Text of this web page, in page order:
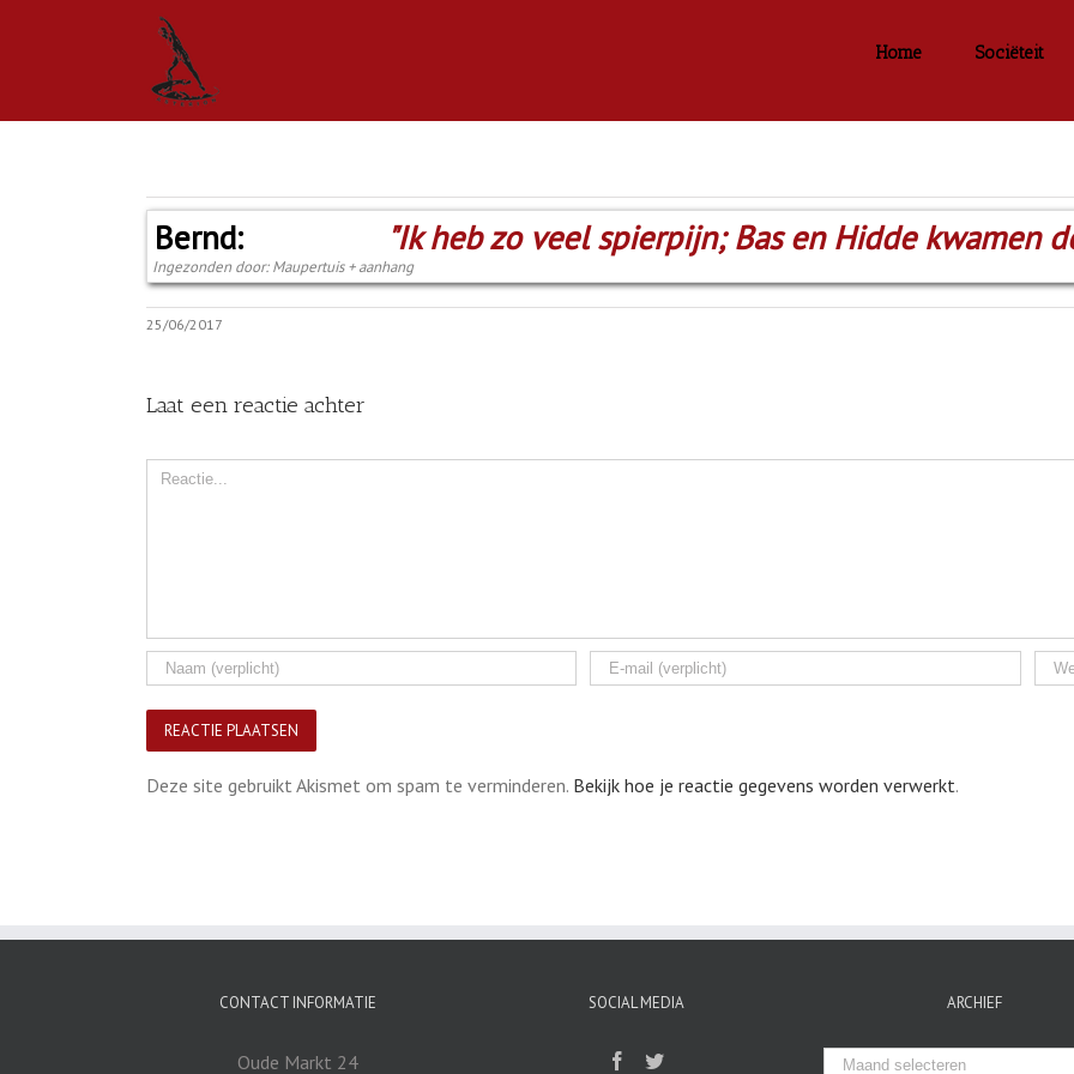
Home Sociëteit
Bernd: "Ik heb zo veel spierpijn; Bas en Hidde kwamen
Ingezonden door: Maupertuis + aanhang
25/06/2017
Laat een reactie achter
Comment
Deze site gebruikt Akismet om spam te verminderen. Bekijk hoe je reactie gegevens worden verwerkt.
CONTACT INFORMATIE
Oude Markt 24
SOCIAL MEDIA ARCHIEF